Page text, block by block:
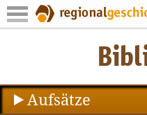
Aufsätze